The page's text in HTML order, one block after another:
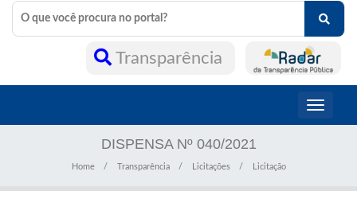
Transparência
Toggle
DISPENSA Nº 040/2021
Home Transparência Licitações Licitação